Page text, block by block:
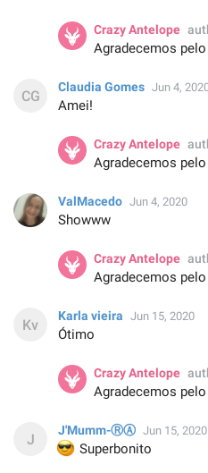
Crazy Antelope
Agradecemos
Claudia Gomes Jun 4,
Amei!
Crazy Antelope
Agradecemos
ValMacedo Jun 4, 2020
Showww
Crazy Antelope
Agradecemos
Karla vieira Jun 15, 2020
Ótimo
Crazy Antelope
Agradecemos
J'Mumm-ⓇⒶ Jun 15, 2020
Superbonito